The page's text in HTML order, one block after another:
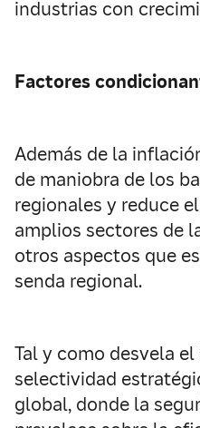
industrias con
Factores
Además de la
de maniobra de los
regionales y reduce
amplios sectores de
otros aspectos que
senda regional.
Tal y como desvela
selectividad
global, donde la